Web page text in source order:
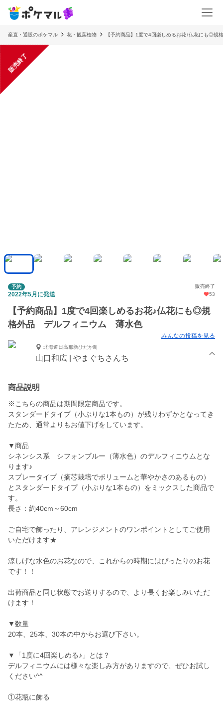
産直・通販のポケマル 花・観葉植物 【予約商品】1度で4回楽しめるお花♪仏花にも
販売終了
予約 販売終了
2022年5月に発送 53
【予約商品】1度で4回楽しめるお花♪仏花にも◎規
格外品 デルフィニウム 薄水色
みんなの投稿を見る
北海道日高郡新ひだか町
山口和広 | やまぐちさんち
商品説明
※こちらの商品は期間限定商品です。
スタンダードタイプ（小ぶりな1本もの）が残りわずかとなってき
たため、通常よりもお値下げをしています。
▼商品
シネンシス系 シフォンブルー（薄水色）のデルフィニウムとな
ります♪
スプレータイプ（摘芯栽培でボリュームと華やかさのあるもの）
とスタンダードタイプ（小ぶりな1本もの）をミックスした商品で
す。
長さ：約40cm～60cm
ご自宅で飾ったり、アレンジメントのワンポイントとしてご使用
いただけます★
涼しげな水色のお花なので、これからの時期にはぴったりのお花
です！！
出荷商品と同じ状態でお送りするので、より長くお楽しみいただ
けます！
▼数量
20本、25本、30本の中からお選び下さい。
▼「1度に4回楽しめる♪」とは？
デルフィニウムには様々な楽しみ方がありますので、ぜひお試し
ください^^
①花瓶に飾る